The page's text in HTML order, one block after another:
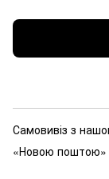
Самовивіз з
«Новою поштою»